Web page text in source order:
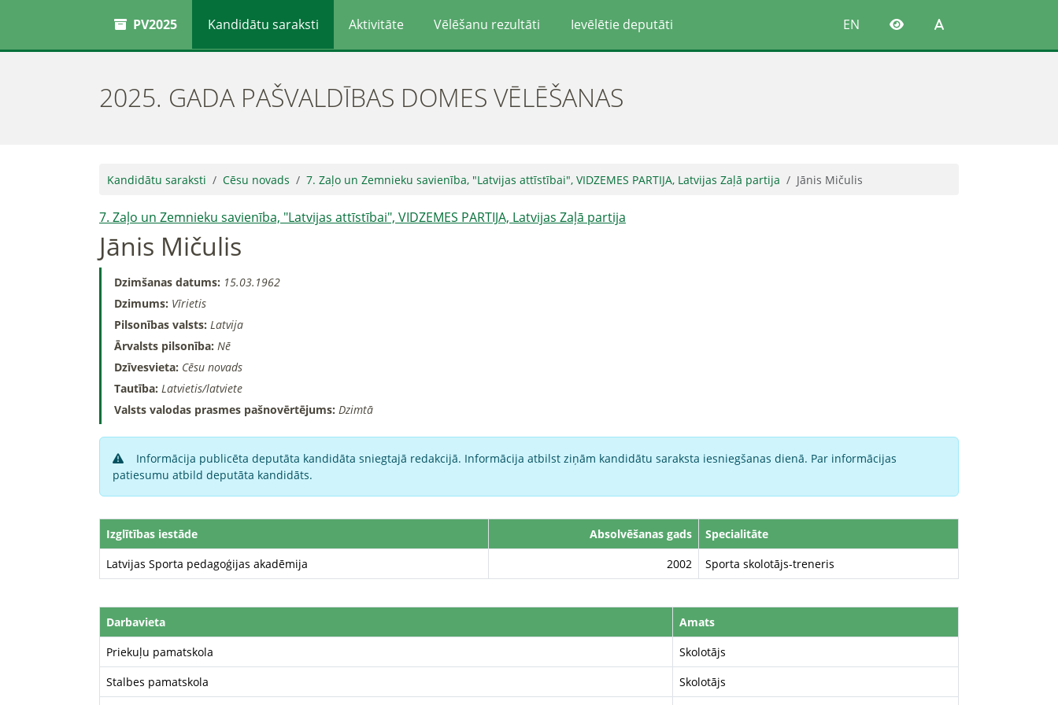
PV2025 Kandidātu saraksti Aktivitāte Vēlēšanu rezultāti Ievēlētie deputāti EN
2025. GADA PAŠVALDĪBAS DOMES VĒLĒŠANAS
Kandidātu saraksti Cēsu novads 7. Zaļo un Zemnieku savienība, "Latvijas attīstībai", VIDZEMES PARTIJA, Latvijas Zaļā partija Jānis Mičulis
7. Zaļo un Zemnieku savienība, "Latvijas attīstībai", VIDZEMES PARTIJA, Latvijas Zaļā partija
Jānis Mičulis
Dzimšanas datums: 15.03.1962
Dzimums: Vīrietis
Pilsonības valsts: Latvija
Ārvalsts pilsonība: Nē
Dzīvesvieta: Cēsu novads
Tautība: Latvietis/latviete
Valsts valodas prasmes pašnovērtējums: Dzimtā
Informācija publicēta deputāta kandidāta sniegtajā redakcijā. Informācija atbilst ziņām kandidātu saraksta iesniegšanas dienā. Par informācijas
patiesumu atbild deputāta kandidāts.
Izglītības iestāde Absolvēšanas gads
Specialitāte
Latvijas Sporta pedagoģijas akadēmija
2002 Sporta skolotājs-treneris
Darbavieta
Amats
Priekuļu pamatskola
Skolotājs
Stalbes pamatskola
Skolotājs